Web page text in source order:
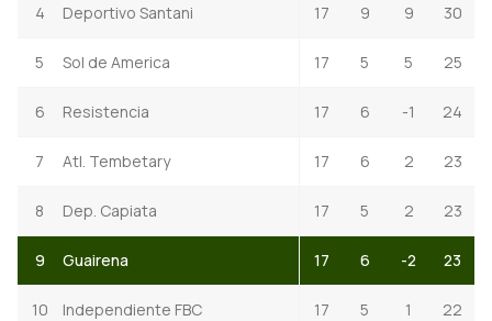
4 Deportivo Santani 17 9 9 30
5 Sol de America 17 5 5 25
6 Resistencia 17 6 -1 24
7 Atl. Tembetary 17 6 2 23
8 Dep. Capiata 17 5 2 23
9 Guairena 17 6 -2 23
10 Independiente FBC 17 5 1 22